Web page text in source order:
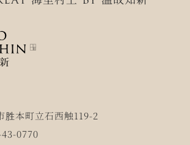
胜本町立石西触119-2
0770